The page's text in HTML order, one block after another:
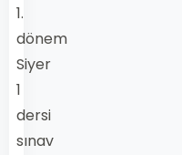
1.
dönem
Siyer
1
dersi
sınav